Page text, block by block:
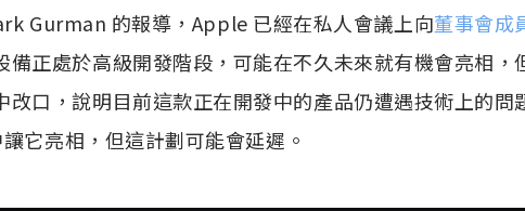
Gurman 的報導，Apple 已經在私人會議上向董事會成
備正處於高級開發階段，可能在不久未來就有機會亮相
改口，說明目前這款正在開發中的產品仍遭遇技術上的問
它亮相，但這計劃可能會延遲。